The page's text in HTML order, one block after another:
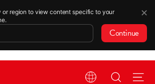
or region to view content specific to your
Continue
✕
Search